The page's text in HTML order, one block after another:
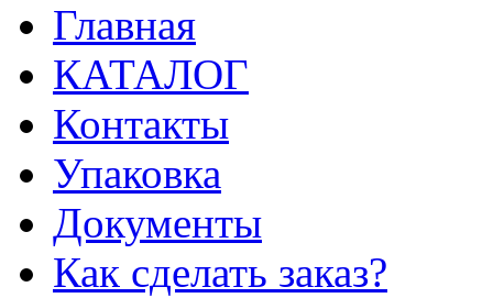
Главная
КАТАЛОГ
Контакты
Упаковка
Документы
Как сделать заказ?